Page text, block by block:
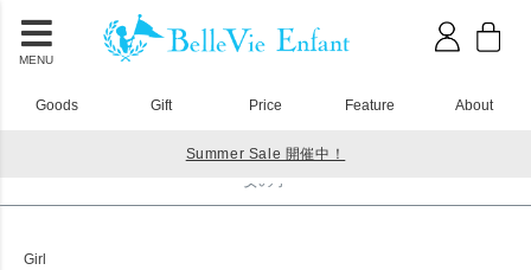
MENU
Goods Gift Price Feature About
Summer Sale 開催中！
女の子
女の子
Girl